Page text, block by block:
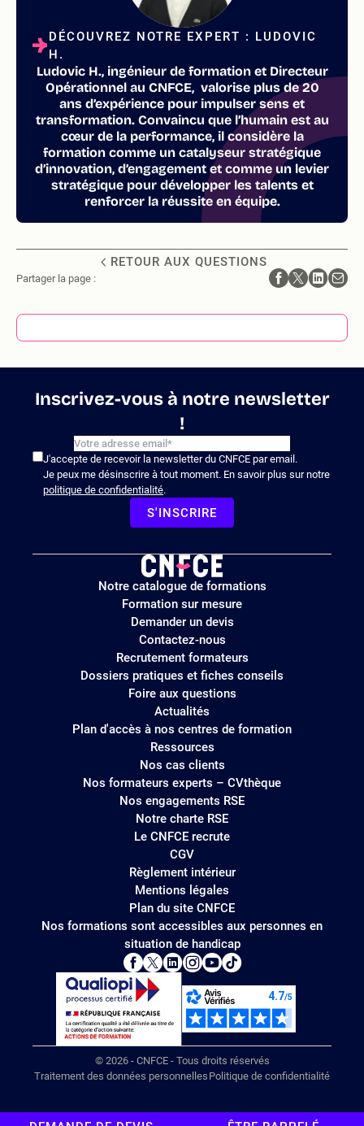
DÉCOUVREZ NOTRE EXPERT : LUDOVIC
H.
Ludovic H., ingénieur de formation et Directeur
Opérationnel au CNFCE, valorise plus de 20
ans d’expérience pour impulser sens et
transformation. Convaincu que l’humain est au
cœur de la performance, il considère la
formation comme un catalyseur stratégique
d’innovation, d’engagement et comme un levier
stratégique pour développer les talents et
renforcer la réussite en équipe.
RETOUR AUX QUESTIONS
Partager la page :
Inscrivez-vous à notre newsletter
!
J'accepte de recevoir la newsletter du CNFCE par email.
Je peux me désinscrire à tout moment. En savoir plus sur notre
politique de confidentialité.
S'INSCRIRE
Logo
site
Notre catalogue de formations
Formation sur mesure
Demander un devis
Contactez-nous
Recrutement formateurs
Dossiers pratiques et fiches conseils
Foire aux questions
Actualités
Plan d'accès à nos centres de formation
Ressources
Nos cas clients
Nos formateurs experts – CVthèque
Nos engagements RSE
Notre charte RSE
Le CNFCE recrute
CGV
Règlement intérieur
Mentions légales
Plan du site CNFCE
Nos formations sont accessibles aux personnes en
situation de handicap
© 2026 - CNFCE - Tous droits réservés
Traitement des données personnelles Politique de confidentialité